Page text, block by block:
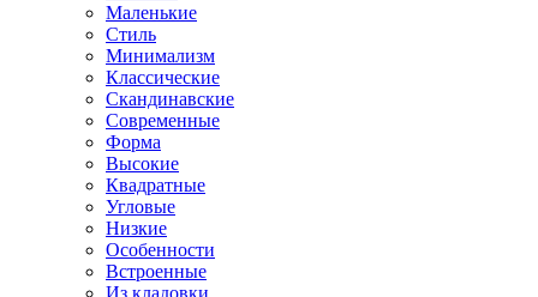
Маленькие
Стиль
Минимализм
Классические
Скандинавские
Современные
Форма
Высокие
Квадратные
Угловые
Низкие
Особенности
Встроенные
Из кладовки